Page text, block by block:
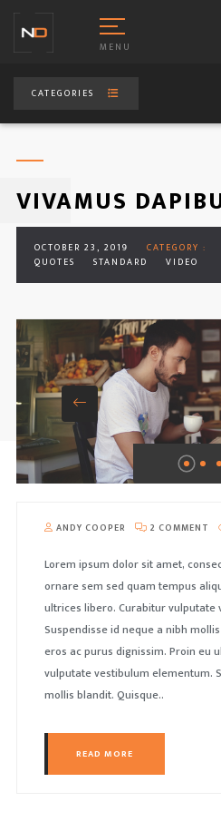
MENU
IMAGE
IMAGE
SLIDER
CATEGORIES
VIVAMUS
OCTOBER 23, 2019 CATEGORY :
QUOTES
STANDARD VIDEO
ANDY COOPER 2 COMMENT
Lorem ipsum dolor sit amet,
ornare sem sed quam tempus
ultrices libero. Curabitur vulputate
Suspendisse id neque a nibh
eros ac purus dignissim. Proin eu
vulputate vestibulum elementum.
mollis blandit. Quisque..
READ MORE